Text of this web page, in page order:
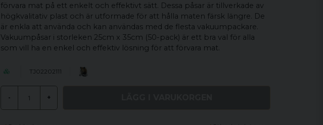
förvara mat på ett enkelt och effektivt sätt. Dessa påsar är tillverkade av
högkvalitativ plast och är utformade för att hålla maten färsk längre. De
är enkla att använda och kan användas med de flesta vakuumpackare.
Vakuumpåsar i storleken 25cm x 35cm (50-pack) är ett bra val för alla
som vill ha en enkel och effektiv lösning för att förvara mat.
TJ02202111
- +